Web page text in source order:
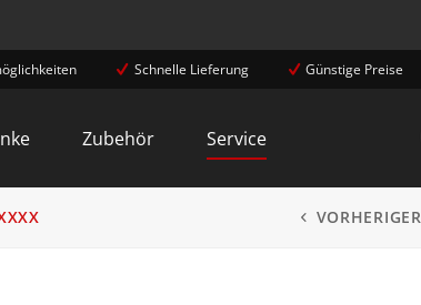
Schnelle Lieferung Günstige Preise
Zubehör Service
VORHERIGER